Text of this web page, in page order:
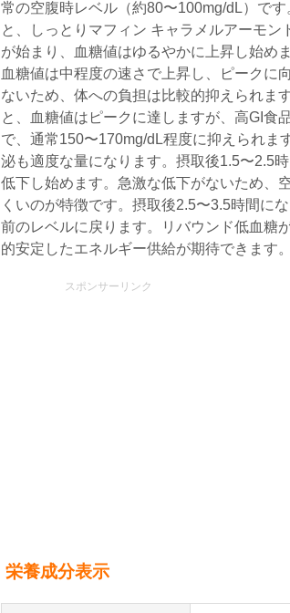
常の空腹時レベル（約80〜100mg/dL）で
と、しっとりマフィン キャラメルアーモン
が始まり、血糖値はゆるやかに上昇し始め
血糖値は中程度の速さで上昇し、ピークに
ないため、体への負担は比較的抑えられま
と、血糖値はピークに達しますが、高GI食
で、通常150〜170mg/dL程度に抑えられま
泌も適度な量になります。摂取後1.5〜2.5
低下し始めます。急激な低下がないため、
くいのが特徴です。摂取後2.5〜3.5時間に
前のレベルに戻ります。リバウンド低血糖
的安定したエネルギー供給が期待できます。
スポンサーリンク
栄養成分表示